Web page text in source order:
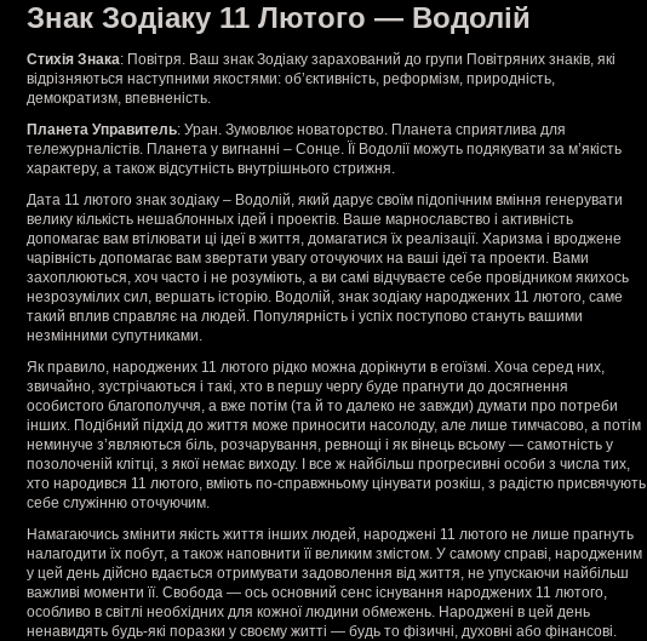
Знак Зодіаку 11 Лютого — Водолій
Стихія Знака: Повітря. Ваш знак Зодіаку зарахований до групи Повітряних знаків, які
відрізняються наступними якостями: об’єктивність, реформізм, природність,
демократизм, впевненість.
Планета Управитель: Уран. Зумовлює новаторство. Планета сприятлива для
тележурналістів. Планета у вигнанні – Сонце. Її Водолії можуть подякувати за м’якість
характеру, а також відсутність внутрішнього стрижня.
Дата 11 лютого знак зодіаку – Водолій, який дарує своїм підопічним вміння генерувати
велику кількість нешаблонных ідей і проектів. Ваше марнославство і активність
допомагає вам втілювати ці ідеї в життя, домагатися їх реалізації. Харизма і вроджене
чарівність допомагає вам звертати увагу оточуючих на ваші ідеї та проекти. Вами
захоплюються, хоч часто і не розуміють, а ви самі відчуваєте себе провідником якихось
незрозумілих сил, вершать історію. Водолій, знак зодіаку народжених 11 лютого, саме
такий вплив справляє на людей. Популярність і успіх поступово стануть вашими
незмінними супутниками.
Як правило, народжених 11 лютого рідко можна дорікнути в егоїзмі. Хоча серед них,
звичайно, зустрічаються і такі, хто в першу чергу буде прагнути до досягнення
особистого благополуччя, а вже потім (та й то далеко не завжди) думати про потреби
інших. Подібний підхід до життя може приносити насолоду, але лише тимчасово, а потім
неминуче з’являються біль, розчарування, ревнощі і як вінець всьому — самотність у
позолоченій клітці, з якої немає виходу. І все ж найбільш прогресивні особи з числа тих,
хто народився 11 лютого, вміють по-справжньому цінувати розкіш, з радістю присвячують
себе служінню оточуючим.
Намагаючись змінити якість життя інших людей, народжені 11 лютого не лише прагнуть
налагодити їх побут, а також наповнити її великим змістом. У самому справі, народженим
у цей день дійсно вдається отримувати задоволення від життя, не упускаючи найбільш
важливі моменти її. Свобода — ось основний сенс існування народжених 11 лютого,
особливо в світлі необхідних для кожної людини обмежень. Народжені в цей день
ненавидять будь-які поразки у своєму житті — будь то фізичні, духовні або фінансові.